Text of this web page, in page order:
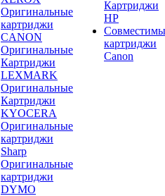
Оригинальные
картриджи
CANON
Оригинальные
Картриджи
LEXMARK
Оригинальные
Картриджи
KYOCERA
Оригинальные
картриджи
Sharp
Оригинальные
картриджи
DYMO
Картриджи
HP
картриджи
Canon